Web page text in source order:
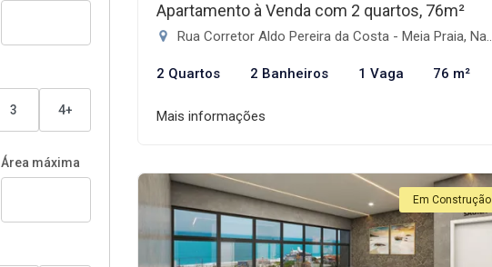
3 4+
Área máxima
Apartamento à Venda com 2 quartos, 76m²
Rua Corretor Aldo Pereira da Costa - Meia Praia, Navegantes-SC
2 Quartos 2 Banheiros 1 Vaga 76 m²
Mais informações
Em Construção